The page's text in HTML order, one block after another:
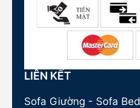
LIÊN KẾT
Sofa Giường - Sofa Bed